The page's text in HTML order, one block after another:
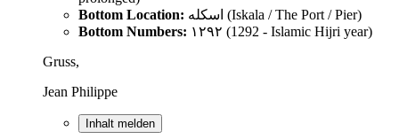
Bottom Location:
اسكله (Iskala / The Port / Pier)
Bottom Numbers:
١٢٩٢ (1292 - Islamic Hijri year)
Gruss,
Jean Philippe
Inhalt melden